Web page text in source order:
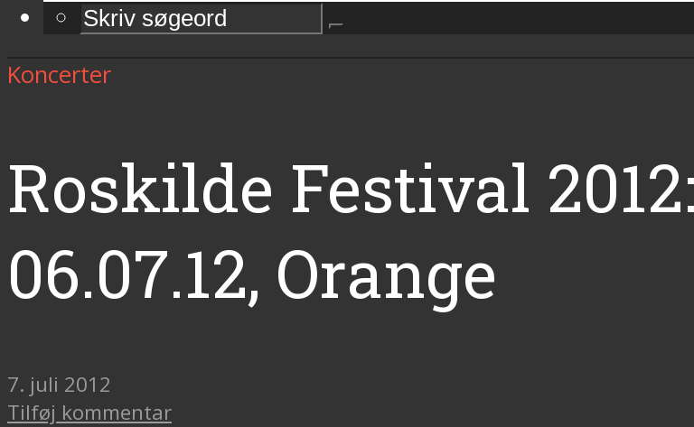
Koncerter
Roskilde Festival
06.07.12, Orange
7. juli 2012
Tilføj kommentar